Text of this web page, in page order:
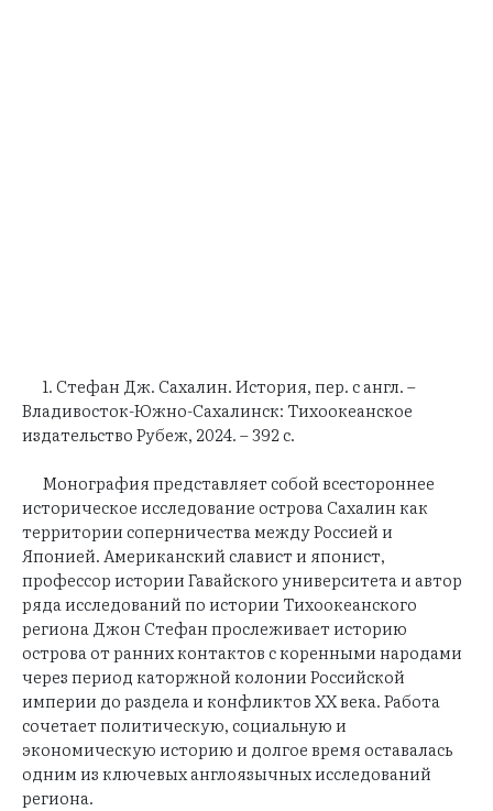
1. Стефан Дж. Сахалин. История, пер. с англ. –
Владивосток-Южно-Сахалинск: Тихоокеанское
издательство Рубеж, 2024. – 392 с.
Монография представляет собой всестороннее
историческое исследование острова Сахалин как
территории соперничества между Россией и
Японией. Американский славист и японист,
профессор истории Гавайского университета и автор
ряда исследований по истории Тихоокеанского
региона Джон Стефан прослеживает историю
острова от ранних контактов с коренными народами
через период каторжной колонии Российской
империи до раздела и конфликтов XX века. Работа
сочетает политическую, социальную и
экономическую историю и долгое время оставалась
одним из ключевых англоязычных исследований
региона.